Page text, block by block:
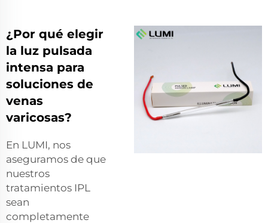
¿Por qué elegir
la luz pulsada
intensa para
soluciones de
venas
varicosas?
En LUMI, nos
aseguramos de que
nuestros
tratamientos IPL
sean
completamente